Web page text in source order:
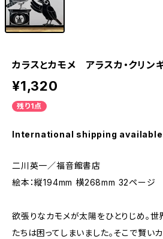
カラスとカモメ アラスカ・クリン
¥1,320
残り1点
International shipping available
二川英一／福音館書店
絵本：縦194mm 横268mm 32ページ
欲張りなカモメが太陽をひとりじめ。世
たちは困ってしまいました。そこで賢い